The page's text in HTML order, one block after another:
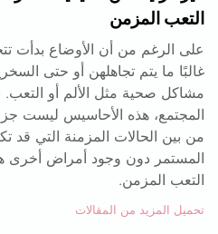
التعب المزمن
على الرغم من أن الأوضاع بدأت
غالبًا ما يتم تجاهلهن أو حتى
مشاكل صحية مثل الألم أو
المجتمع، هذه الأحاسيس ليست
من بين الحالات المزمنة التي قد
المستمر دون وجود أمراض أخرى هي
التعب المزمن.
تحميل المزيد من المقالات